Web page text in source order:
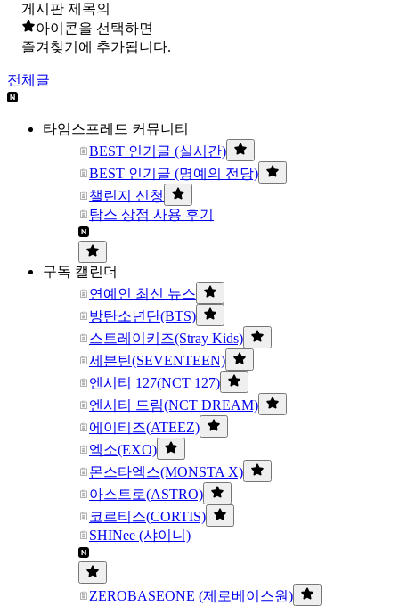
게시판 제목의
아이콘을 선택하면
즐겨찾기에 추가됩니다.
전체글
타임스프레드 커뮤니티
BEST 인기글 (실시간)
BEST 인기글 (명예의 전당)
챌린지 신청
탐스 상점 사용 후기
구독 캘린더
연예인 최신 뉴스
방탄소년단(BTS)
스트레이키즈(Stray Kids)
세븐틴(SEVENTEEN)
엔시티 127(NCT 127)
엔시티 드림(NCT DREAM)
에이티즈(ATEEZ)
엑소(EXO)
몬스타엑스(MONSTA X)
아스트로(ASTRO)
코르티스(CORTIS)
SHINee (샤이니)
ZEROBASEONE (제로베이스원)